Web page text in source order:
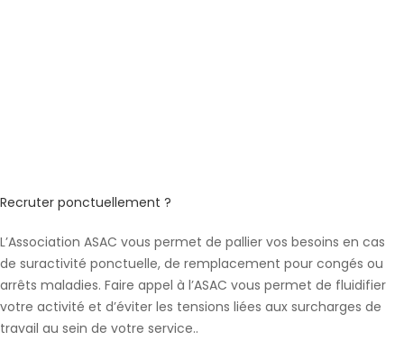
Recruter ponctuellement ?
L’Association ASAC vous permet de pallier vos besoins en cas
de suractivité ponctuelle, de remplacement pour congés ou
arrêts maladies. Faire appel à l’ASAC vous permet de fluidifier
votre activité et d’éviter les tensions liées aux surcharges de
travail au sein de votre service..